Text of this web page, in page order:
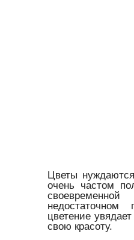
Цветы
очень частом
цветение
свою красоту.